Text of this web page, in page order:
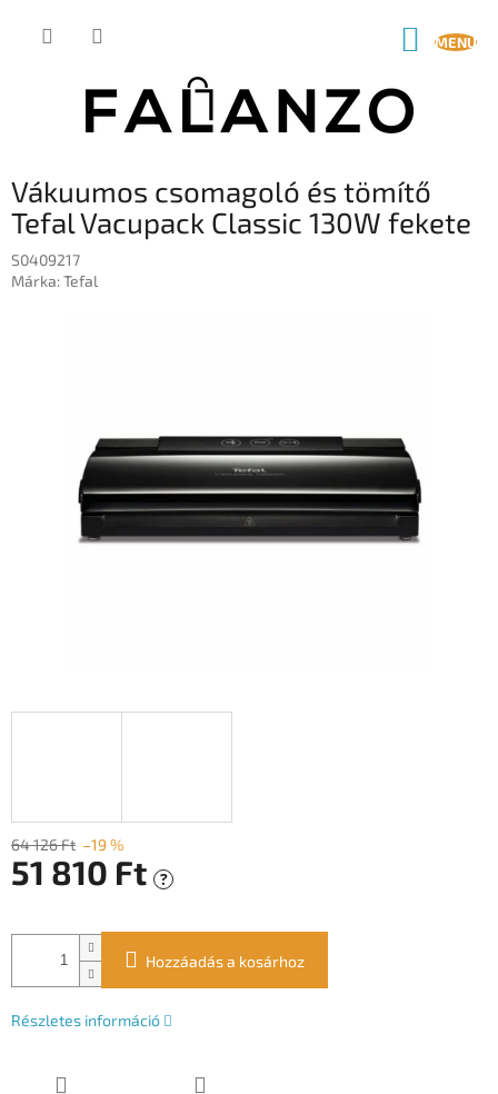
KOSÁR
Vákuumos csomagoló és tömítő
Tefal Vacupack Classic 130W fekete
S0409217
Márka:Tefal
64 126 Ft –19 %
51 810 Ft ?
Hozzáadás a kosárhoz
Részletes információ